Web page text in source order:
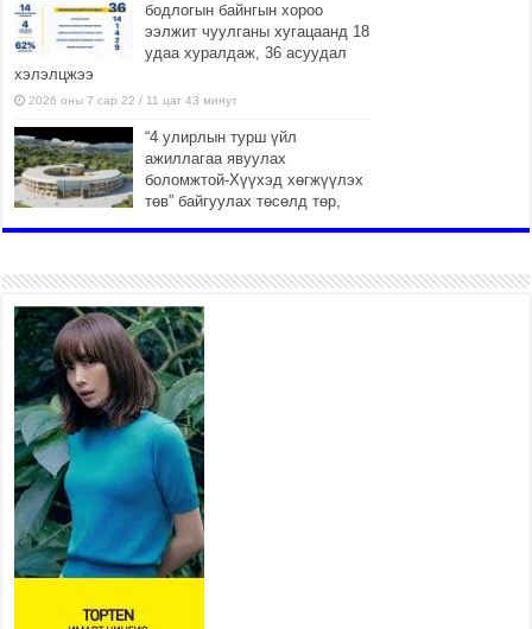
бодлогын байнгын хороо
ээлжит чуулганы хугацаанд 18
удаа хуралдаж, 36 асуудал
хэлэлцжээ
2026 оны 7 сар 22 / 11 цаг 43 минут
“4 улирлын турш үйл
ажиллагаа явуулах
боломжтой-Хүүхэд хөгжүүлэх
төв” байгуулах төсөлд төр,
Б.Пүрэвдагва: “Урт цагаан”-ыг
залуучууд чөлөөт цагаа
өнгөрүүлдэг, жуулчид зорьж
ирдэг цэг болгоно
2026 оны 7 сар 21 / 16 цаг 47 минут
Тусгай замын автобус /BRT/
төслийн удирдах хорооны
ээлжит хуралдаан боллоо
2026 оны 7 сар 21 / 16 цаг 43 минут
Ерөнхий сайд Н.Учрал БНХАУ-аас Монгол Улсад
суугаа Элчин сайд Шэнь Миньжюанийг хүлээн
авч уулзав
2026 оны 7 сар 21 / 16 цаг 39 минут